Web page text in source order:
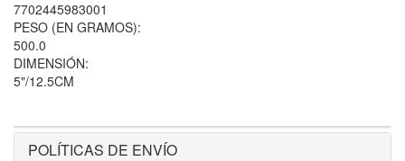
7702445983001
PESO (EN GRAMOS):
500.0
DIMENSIÓN:
5"/12.5CM
POLÍTICAS DE ENVÍO